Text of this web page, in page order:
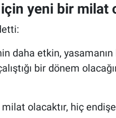
yeni bir milat
daha etkin,
bir dönem
olacaktır, hiç